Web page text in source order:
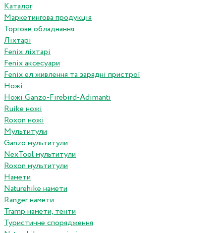
Каталог
Маркетингова продукція
Торгове обладнання
Ліхтарі
Fenix ліхтарі
Fenix аксесуари
Fenix ел живлення та зарядні пристрої
Ножі
Ножі Ganzo-Firebird-Adimanti
Ruike ножі
Roxon ножi
Мультитули
Ganzo мультитули
NexTool мультитули
Roxon мультитули
Намети
Naturehike намети
Ranger намети
Tramp намети, тенти
Туристичне спорядження